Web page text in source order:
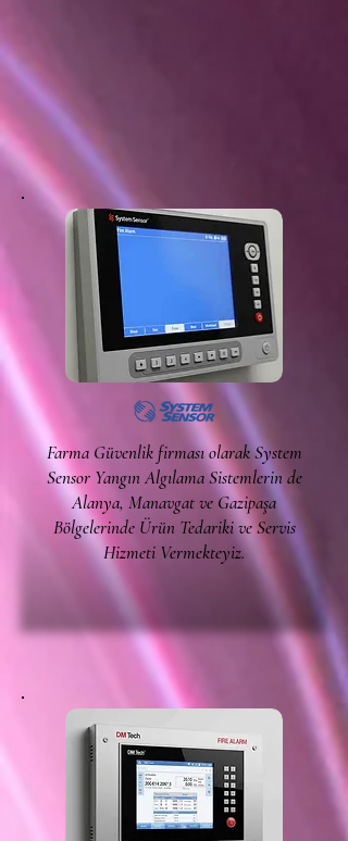
Farma Güvenlik firması olarak System
Sensor Yangın Algılama Sistemlerin de
Alanya, Manavgat ve Gazipaşa
Bölgelerinde Ürün Tedariki ve Servis
Hizmeti Vermekteyiz.